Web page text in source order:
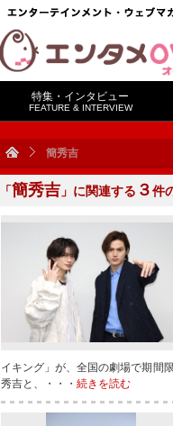
特集・インタビュー
FEATURE & INTERVIEW
簡秀吉
「簡秀吉 」に関連する ３件
イキング」が、全国の劇場で期間
秀吉と、・・・ 続きを読む